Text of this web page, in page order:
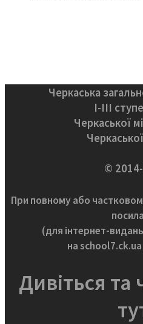
Черкаська
І-ІІІ
Черкаської
©
При повному або
(для інтернет-
на
Дивіться та